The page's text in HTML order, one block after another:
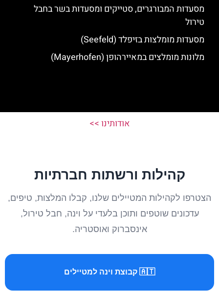
מסעדות המבורגרים, סטייקים ומסעדות בשר בחבל
טירול
מסעדות מומלצות בזיפלד (Seefeld)
מלונות מומלצים במאיירהופן (Mayerhofen)
אודותינו >>
קהילות ורשתות חברתיות
הצטרפו לקהילות המטיילים שלנו, קבלו המלצות, טיפים,
עדכונים שוטפים ותוכן בלעדי על וינה, חבל טירול,
אינסברוק ואוסטריה.
🇦🇹 קבוצת וינה למטיילים